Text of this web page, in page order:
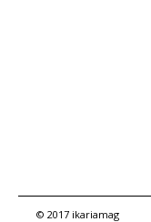
© 2017 ikariamag